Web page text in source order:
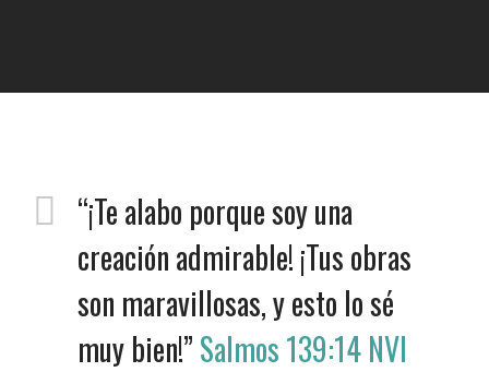
“¡Te alabo porque soy una
creación admirable! ¡Tus obras
son maravillosas, y esto lo sé
muy bien!”‭‭Salmos‬ ‭139:14‬ ‭NVI‬‬